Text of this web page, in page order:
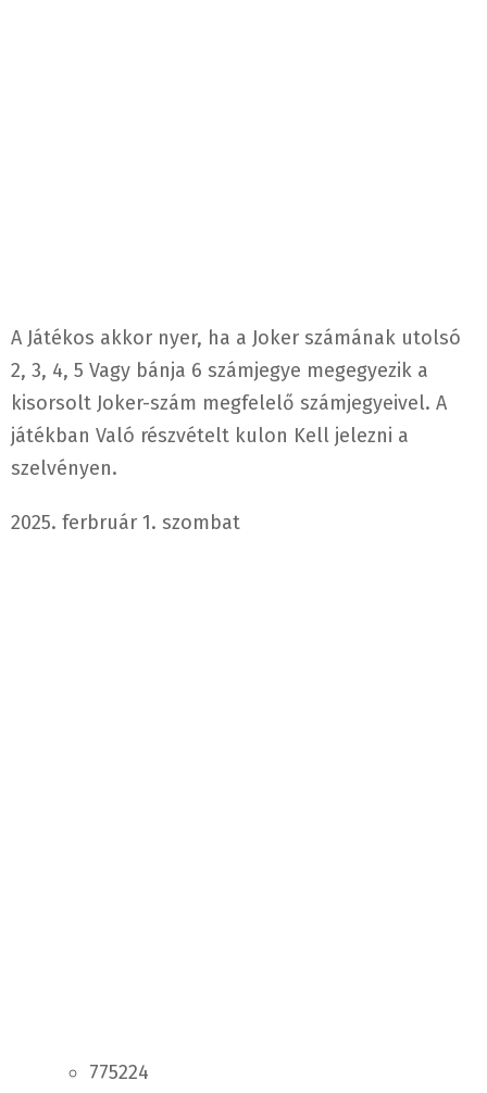
A Játékos akkor nyer, ha a Joker számának utolsó
2, 3, 4, 5 Vagy bánja 6 számjegye megegyezik a
kisorsolt Joker-szám megfelelő számjegyeivel. A
játékban Való részvételt kulon Kell jelezni a
szelvényen.
2025. ferbruár 1. szombat
775224